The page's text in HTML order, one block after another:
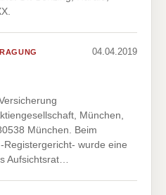
04.04.2019
München,
München. Beim
wurde eine
Aufsichtsrat…